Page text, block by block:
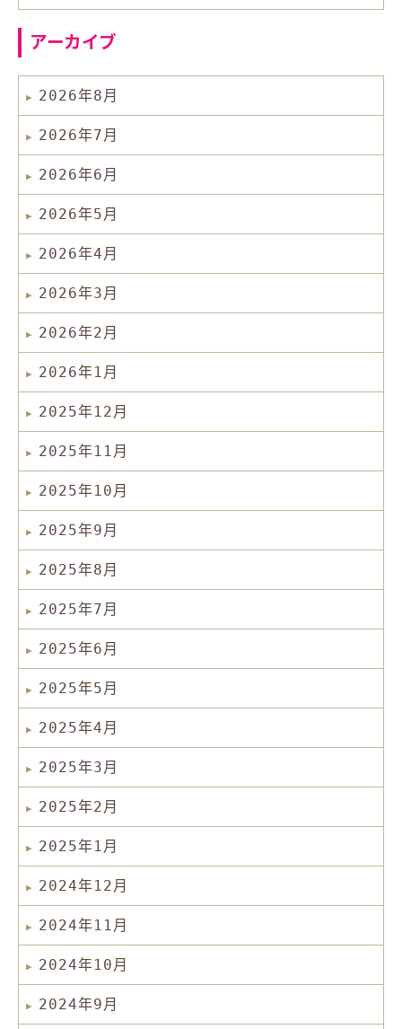
アーカイブ
2026年8月
2026年7月
2026年6月
2026年5月
2026年4月
2026年3月
2026年2月
2026年1月
2025年12月
2025年11月
2025年10月
2025年9月
2025年8月
2025年7月
2025年6月
2025年5月
2025年4月
2025年3月
2025年2月
2025年1月
2024年12月
2024年11月
2024年10月
2024年9月